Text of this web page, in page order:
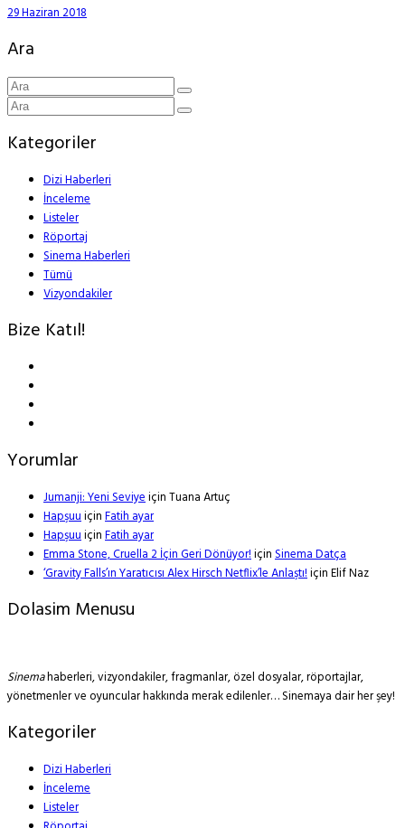
29 Haziran 2018
Ara
Kategoriler
Dizi Haberleri
İnceleme
Listeler
Röportaj
Sinema Haberleri
Tümü
Vizyondakiler
Bize Katıl!
Yorumlar
Jumanji: Yeni SeviyeiçinTuana Artuç
HapşuuiçinFatih ayar
HapşuuiçinFatih ayar
Emma Stone, Cruella 2 İçin Geri Dönüyor!içinSinema Datça
‘Gravity Falls’ın Yaratıcısı Alex Hirsch Netflix’le Anlaştı!içinElif Naz
Dolasim Menusu
Sinemahaberleri, vizyondakiler, fragmanlar, özel dosyalar, röportajlar,
yönetmenler ve oyuncular hakkında merak edilenler… Sinemaya dair her şey!
Kategoriler
Dizi Haberleri
İnceleme
Listeler